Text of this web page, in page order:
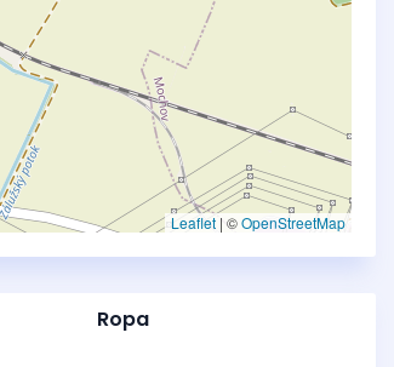
Leaflet | ©OpenStreetMap
Ropa